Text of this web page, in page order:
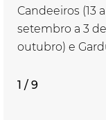
Candeeiros (13
setembro a 3
outubro) e
1 / 9